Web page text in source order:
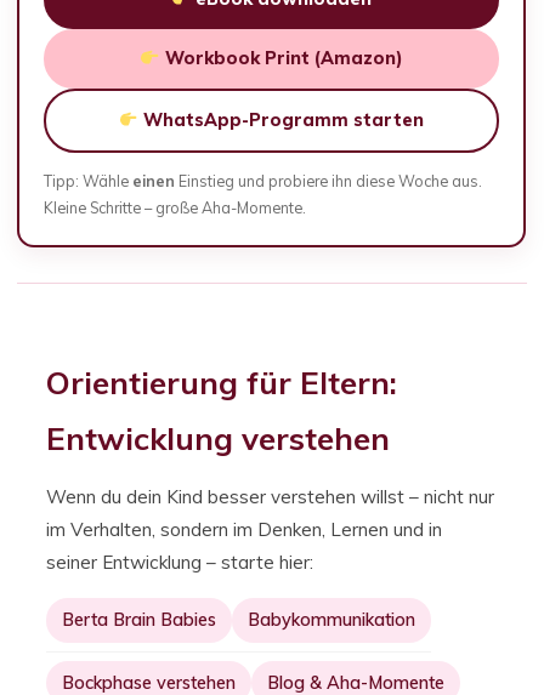
Workbook Print (Amazon)
WhatsApp-Programm starten
Tipp: Wähle einen Einstieg und probiere ihn diese Woche aus.
Kleine Schritte – große Aha-Momente.
Orientierung für Eltern:
Entwicklung verstehen
Wenn du dein Kind besser verstehen willst – nicht nur
im Verhalten, sondern im Denken, Lernen und in
seiner Entwicklung – starte hier:
Berta Brain Babies Babykommunikation
Bockphase verstehen Blog & Aha-Momente